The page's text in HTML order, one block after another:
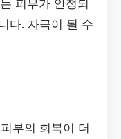
피부가 안정되
다. 자극이 될 수
부의 회복이 더